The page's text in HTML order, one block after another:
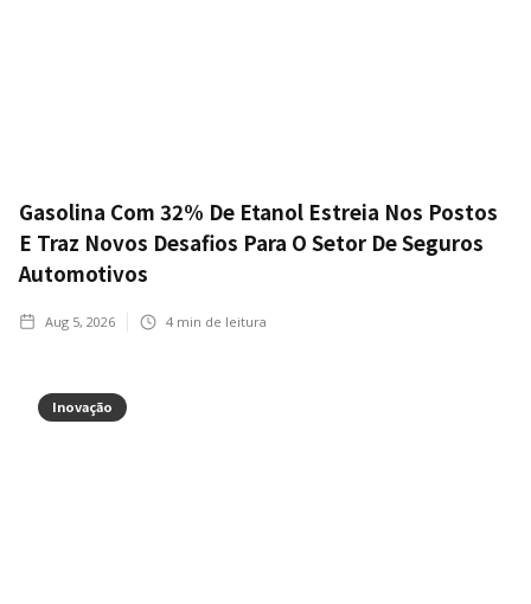
Gasolina Com 32% De Etanol Estreia Nos Postos
E Traz Novos Desafios Para O Setor De Seguros
Automotivos
Aug 5, 2026 4 min de leitura
Inovação